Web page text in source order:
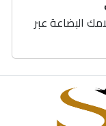
من إستلامك البضاعة عبر